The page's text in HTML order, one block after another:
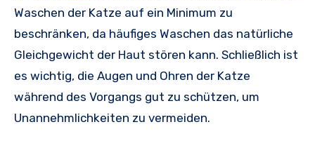
Waschen der Katze auf ein Minimum zu
beschränken, da häufiges Waschen das natürliche
Gleichgewicht der Haut stören kann. Schließlich ist
es wichtig, die Augen und Ohren der Katze
während des Vorgangs gut zu schützen, um
Unannehmlichkeiten zu vermeiden.